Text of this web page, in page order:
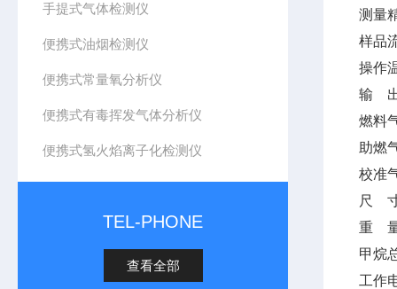
手提式气体检测仪
便携式油烟检测仪
便携式常量氧分析仪
便携式有毒挥发气体分析仪
便携式氢火焰离子化检测仪
TEL-PHONE
查看全部
测量
样品
操作
输 出
燃料
助燃
校准
尺 寸
重
甲烷
工作